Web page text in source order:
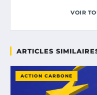
VOIR
ARTICLES
ACTION CARBONE